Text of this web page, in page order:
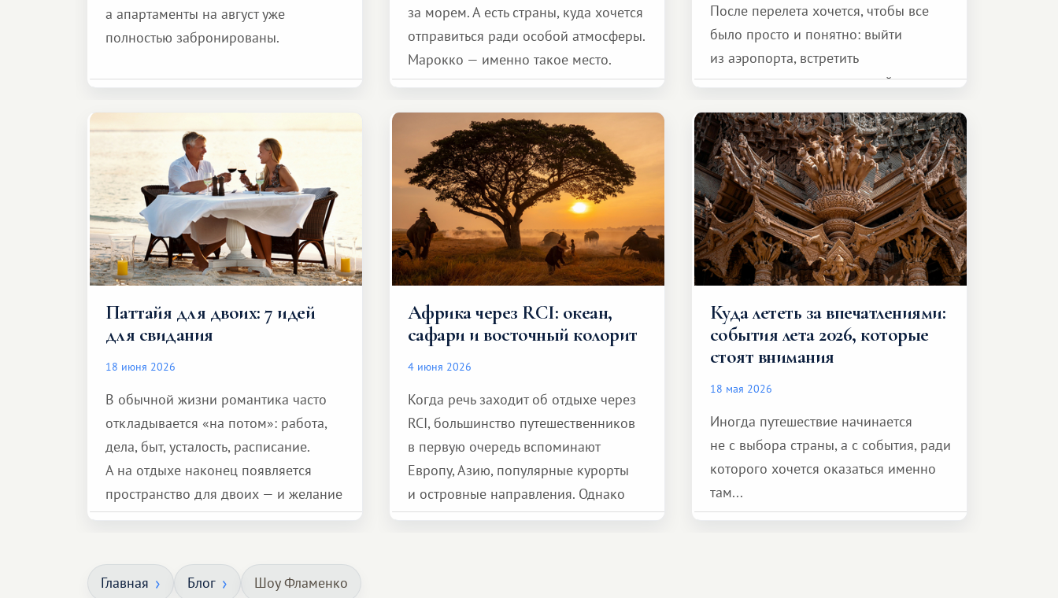
а апартаменты на август уже
полностью забронированы.
за морем. А есть страны, куда хочется
отправиться ради особой атмосферы.
Марокко — именно такое место.
После перелета хочется, чтобы все
было просто и понятно: выйти
из аэропорта, встретить
представителя транспортной
и спокойно доехать до курорта.
Паттайя для двоих: 7 идей
для свидания
18 июня 2026
В обычной жизни романтика часто
откладывается «на потом»: работа,
дела, быт, усталость, расписание.
А на отдыхе наконец появляется
пространство для двоих — и желание
сделать для близкого человека что-то
масштабное, но тёплое
и запоминающееся :)
Африка через RCI: океан,
сафари и восточный колорит
4 июня 2026
Когда речь заходит об отдыхе через
RCI, большинство путешественников
в первую очередь вспоминают
Европу, Азию, популярные курорты
и островные направления. Однако
возможности обменной системы
Куда лететь за впечатлениями:
события лета 2026, которые
стоят внимания
18 мая 2026
Иногда путешествие начинается
не с выбора страны, а с события, ради
которого хочется оказаться именно
там...
Главная Блог Шоу Фламенко